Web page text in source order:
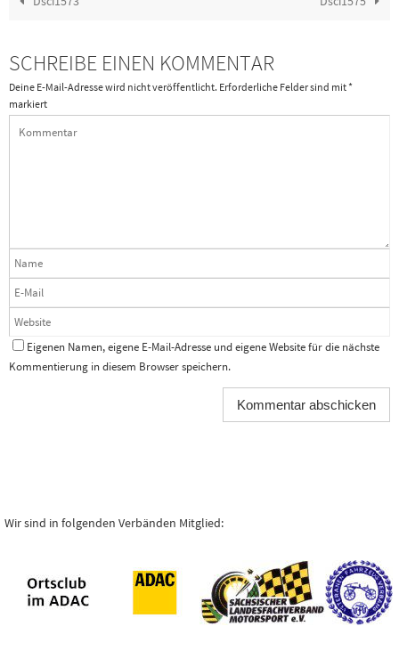
SCHREIBE EINEN KOMMENTAR
Deine E-Mail-Adresse wird nicht veröffentlicht. Erforderliche Felder sind mit*
markiert
Eigenen Namen, eigene E-Mail-Adresse und eigene Website für die nächste
Kommentierung in diesem Browser speichern.
Wir sind in folgenden Verbänden Mitglied: